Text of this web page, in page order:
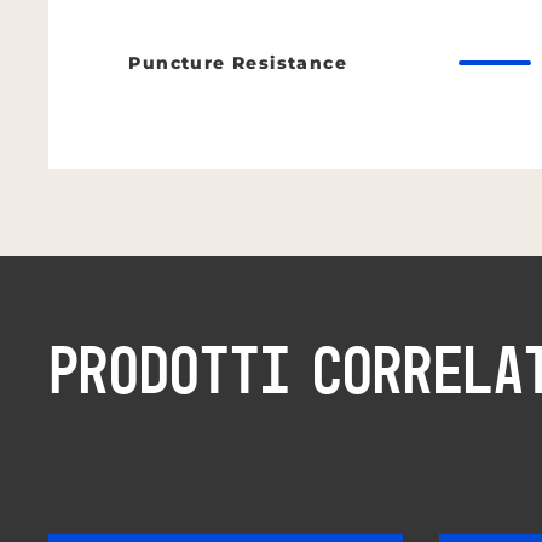
Puncture Resistance
PRODOTTI